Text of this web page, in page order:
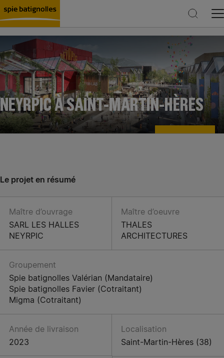
Rechercher
NEYRPIC À SAINT-MARTIN-HÈRES
Le projet en résumé
Maître d’ouvrage
SARL LES HALLES
NEYRPIC
Maître d’oeuvre
THALES
ARCHITECTURES
Groupement
Spie batignolles Valérian (Mandataire)
Spie batignolles Favier (Cotraitant)
Migma (Cotraitant)
Année de livraison
2023
Localisation
Saint-Martin-Hères (38)